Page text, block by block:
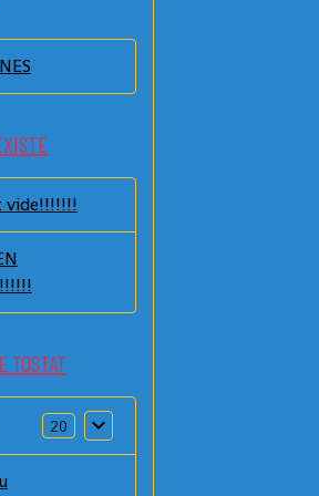
vide!!!!!!!
TOSTAT
20